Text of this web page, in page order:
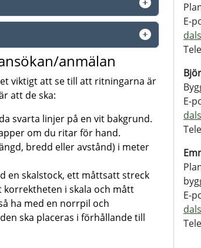
anmälan
viktigt att se till att ritningarna är
att de ska:
svarta linjer på en vit bakgrund.
om du ritar för hand.
bredd eller avstånd) i meter
en skalstock, ett måttsatt streck
korrektheten i skala och mått
ha med en norrpil och
ska placeras i förhållande till
E-
E-
E-